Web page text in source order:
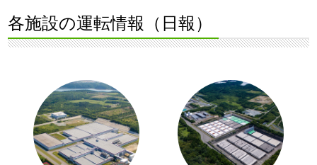
各施設の運転情報（日報）